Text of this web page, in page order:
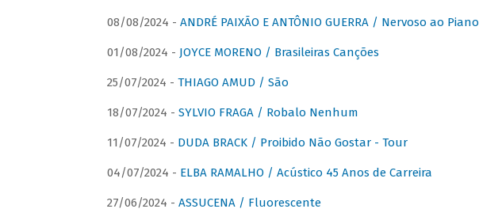
08/08/2024 - ANDRÉ PAIXÃO E ANTÔNIO GUERRA / Nervoso ao Piano
01/08/2024 - JOYCE MORENO / Brasileiras Canções
25/07/2024 - THIAGO AMUD / São
18/07/2024 - SYLVIO FRAGA / Robalo Nenhum
11/07/2024 - DUDA BRACK / Proibido Não Gostar - Tour
04/07/2024 - ELBA RAMALHO / Acústico 45 Anos de Carreira
27/06/2024 - ASSUCENA / Fluorescente